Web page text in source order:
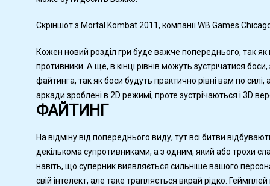
Скріншот з Mortal Kombat 2011, компанії WB Games
Кожен новий розділ гри буде важче попереднього, так як
противники. А ще, в кінці рівнів можуть зустрічатися
файтинга, так як боси будуть практично рівні вам по
аркади зроблені в 2D режимі, проте зустрічаються і 3D
ФАЙТИНГ
На відміну від попереднього виду, тут всі битви
декількома супротивниками, а з одним, який або трохи
навіть, що суперник виявляється сильніше вашого
свій інтелект, але таке трапляється вкрай рідко.